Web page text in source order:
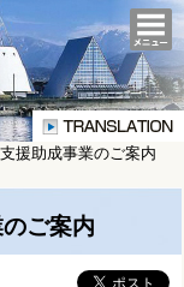
援助成事業のご案内
ご案内